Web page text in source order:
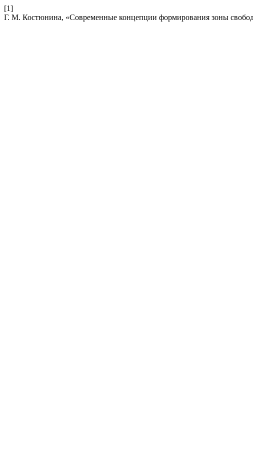
[1]
Г. М. Костюнина, «Современные концепции формирования зоны